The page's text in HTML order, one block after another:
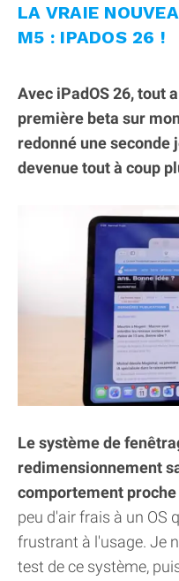
LA VRAIE
M5 : IPADOS 26 !
Avec iPadOS 26, tout
première beta sur
redonné une seconde
devenue tout à coup
Le système de
redimensionnement
comportement proche
peu d'air frais à un OS
frustrant à l'usage. Je
test de ce système,